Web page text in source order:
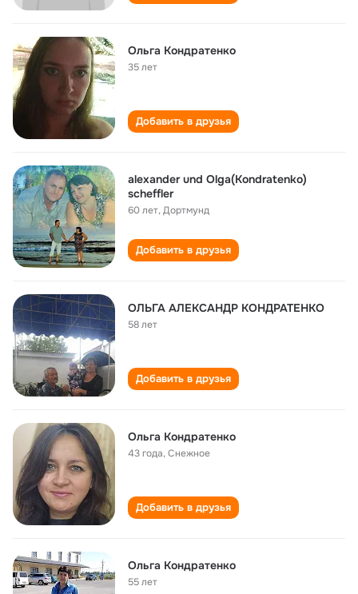
Ольга Кондратенко
35 лет
Добавить в друзья
alexander und Olga(Kondratenko)
scheffler
60 лет,Дортмунд
Добавить в друзья
ОЛЬГА АЛЕКСАНДР КОНДРАТЕНКО
58 лет
Добавить в друзья
Ольга Кондратенко
43 года,Снежное
Добавить в друзья
Ольга Кондратенко
55 лет